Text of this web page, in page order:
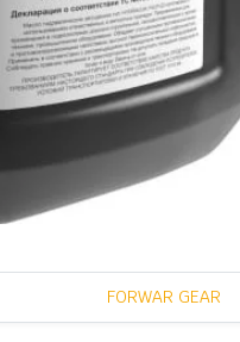
FORWAR GEAR